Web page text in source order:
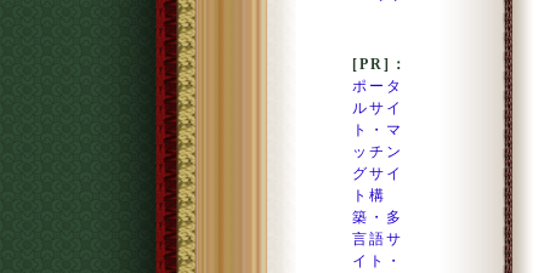
[PR]：
ポータ
ルサイ
ト・マ
ッチン
グサイ
ト構
築・多
言語サ
イト・